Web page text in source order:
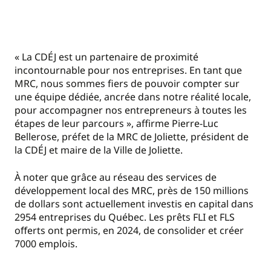
« La CDÉJ est un partenaire de proximité
incontournable pour nos entreprises. En tant que
MRC, nous sommes fiers de pouvoir compter sur
une équipe dédiée, ancrée dans notre réalité locale,
pour accompagner nos entrepreneurs à toutes les
étapes de leur parcours », affirme Pierre-Luc
Bellerose, préfet de la MRC de Joliette, président de
la CDÉJ et maire de la Ville de Joliette.
À noter que grâce au réseau des services de
développement local des MRC, près de 150 millions
de dollars sont actuellement investis en capital dans
2954 entreprises du Québec. Les prêts FLI et FLS
oﬀerts ont permis, en 2024, de consolider et créer
7000 emplois.